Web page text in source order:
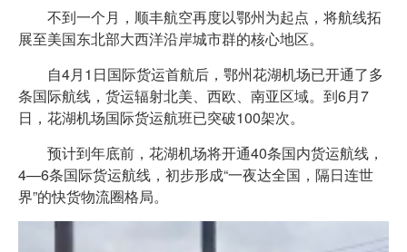
不到一个月，顺丰航空再度以鄂州为起点，将航线拓
展至美国东北部大西洋沿岸城市群的核心地区。
自4月1日国际货运首航后，鄂州花湖机场已开通了多
条国际航线，货运辐射北美、西欧、南亚区域。到6月7
日，花湖机场国际货运航班已突破100架次。
预计到年底前，花湖机场将开通40条国内货运航线，
4—6条国际货运航线，初步形成“一夜达全国，隔日连世
界”的快货物流圈格局。